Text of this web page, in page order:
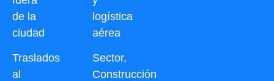
de la
ciudad
Traslados
al
logística
aérea
Sector,
Construcción